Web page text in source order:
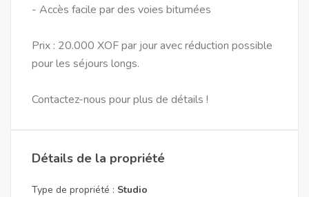
- Accès facile par des voies bitumées
Prix : 20.000 XOF par jour avec réduction possible
pour les séjours longs.
Contactez-nous pour plus de détails !
Détails de la propriété
Type de propriété : Studio